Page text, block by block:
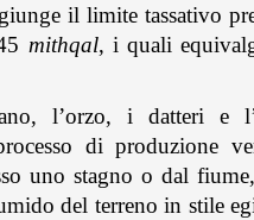
il limite tassativo
mithqal, i quali
l’orzo, i datteri e
di produzione
uno stagno o dal
del terreno in stile